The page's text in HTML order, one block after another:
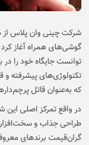
گوشی‌های همراه آغاز
توانست جایگاه خود را در
تکنولوژی‌های پیشرفته
که به‌عنوان قاتل
در واقع تمرکز اصلی
طراحی جذاب و سخت‌افزار
گران‌قیمت برندهای